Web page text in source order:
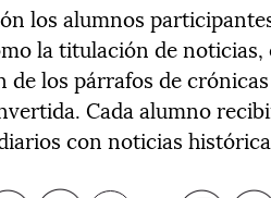
los alumnos
la titulación de
de los párrafos de
Cada alumno
con noticias